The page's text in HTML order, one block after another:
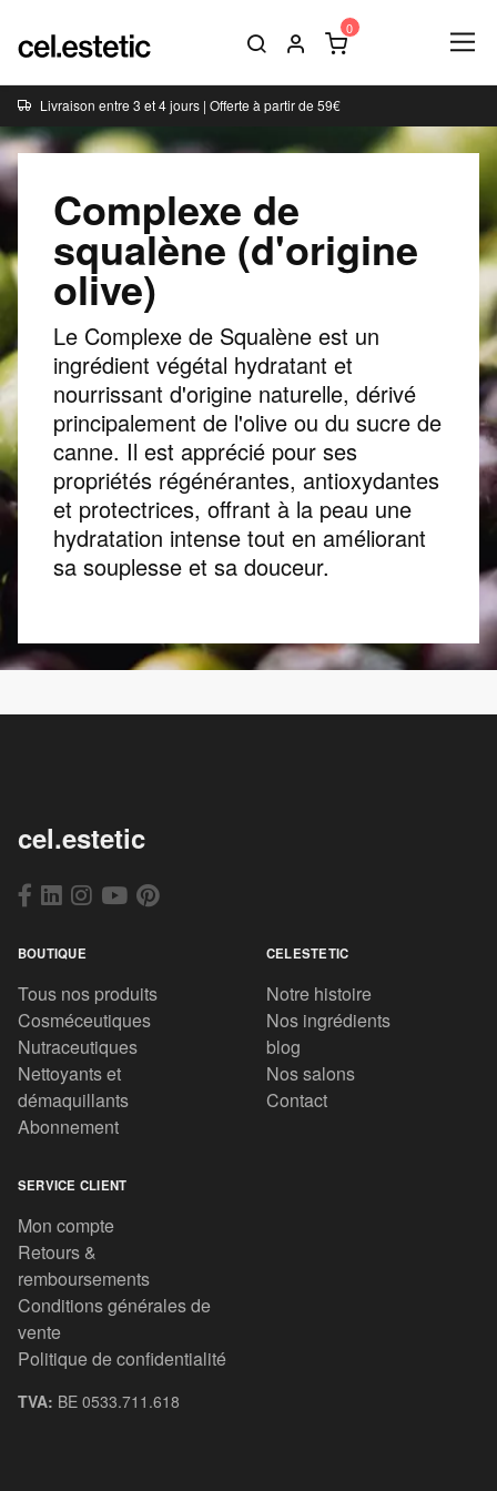
Livraison entre 3 et 4 jours | Offerte à partir de 59€
Complexe de
squalène (d'origine
olive)
Le Complexe de Squalène est un
ingrédient végétal hydratant et
nourrissant d'origine naturelle, dérivé
principalement de l'olive ou du sucre de
canne. Il est apprécié pour ses
propriétés régénérantes, antioxydantes
et protectrices, offrant à la peau une
hydratation intense tout en améliorant
sa souplesse et sa douceur.
cel.estetic
BOUTIQUE
Tous nos produits
Cosméceutiques
Nutraceutiques
Nettoyants et
démaquillants
Abonnement
CELESTETIC
Notre histoire
Nos ingrédients
blog
Nos salons
Contact
SERVICE CLIENT
Mon compte
Retours &
remboursements
Conditions générales de
vente
Politique de confidentialité
TVA: BE 0533.711.618